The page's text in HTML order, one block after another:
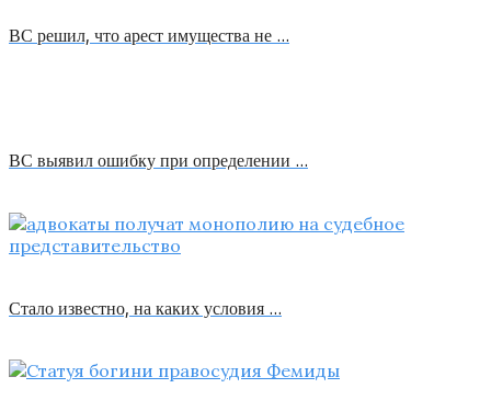
ВС решил, что арест имущества не …
ВС выявил ошибку при определении …
Стало известно, на каких условия …